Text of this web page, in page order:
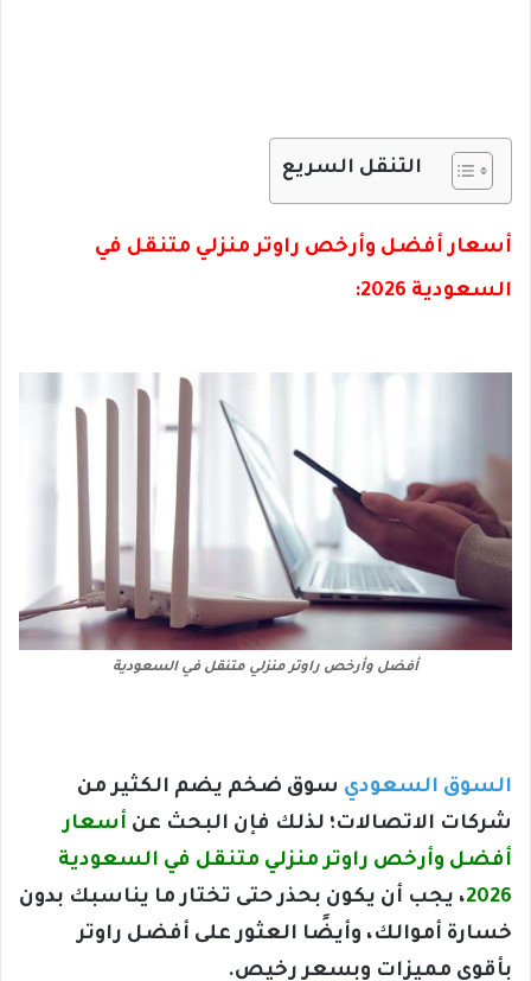
التنقل السريع
أسعار أفضل وأرخص راوتر منزلي متنقل في
السعودية 2026:
أفضل وأرخص راوتر منزلي متنقل في السعودية
السوق السعودي سوق ضخم يضم الكثير من
شركات الاتصالات؛ لذلك فإن البحث عن أسعار
أفضل وأرخص راوتر منزلي متنقل في السعودية
2026، يجب أن يكون بحذر حتى تختار ما يناسبك بدون
خسارة أموالك، وأيضًا العثور على أفضل راوتر
بأقوى مميزات وبسعر رخيص.